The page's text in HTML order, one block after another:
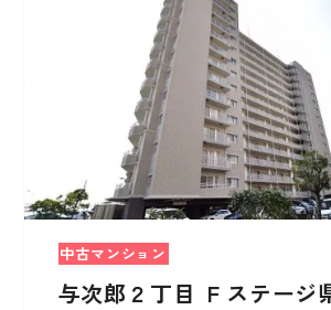
中古マンション
与次郎２丁目 Ｆステージ